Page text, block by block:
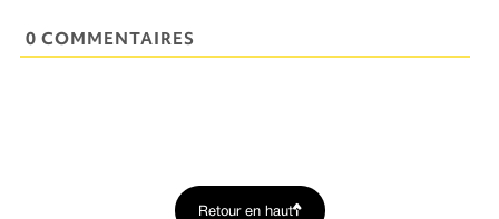
0 COMMENTAIRES
Retour en haut